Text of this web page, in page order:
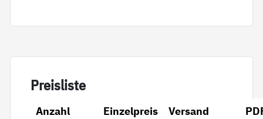
Preis­lis­te
Anzahl Einzelpreis Versand